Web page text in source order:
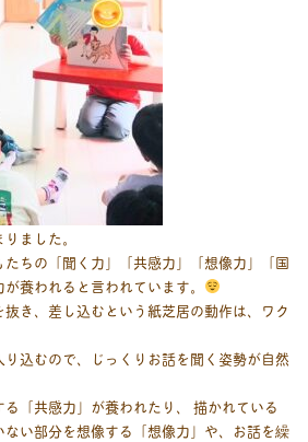
ました。
たちの「聞く力」「共感力」「想像力」「国
養われると言われています。
き、差し込むという紙芝居の動作は、ワク
り込むので、じっくりお話を聞く姿勢が自然
「共感力」が養われたり、 描かれている
い部分を想像する「想像力」や、お話を繰